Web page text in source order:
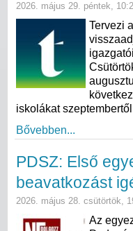
2026. május 29. péntek,
Tervezi
iskolákat
Bővebben...
PDSZ: Első
beavatkozást
2026. május 28. csütörtök,
Az